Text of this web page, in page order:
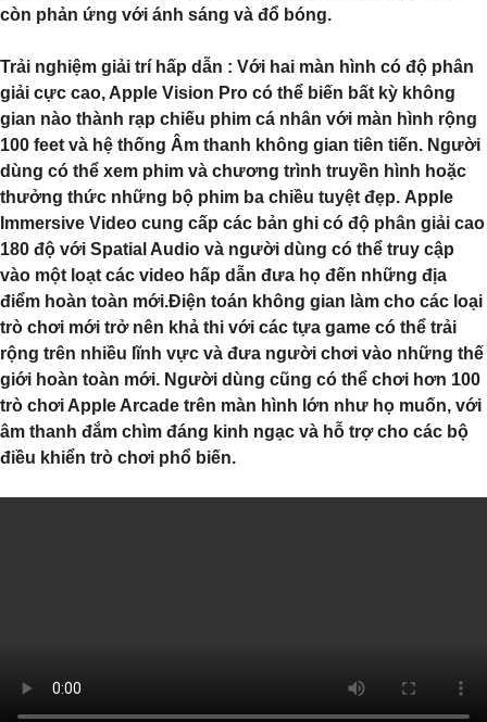
còn phản ứng với ánh sáng và đổ bóng.
Trải nghiệm giải trí hấp dẫn : Với hai màn hình có độ phân
giải cực cao, Apple Vision Pro có thể biến bất kỳ không
gian nào thành rạp chiếu phim cá nhân với màn hình rộng
100 feet và hệ thống Âm thanh không gian tiên tiến. Người
dùng có thể xem phim và chương trình truyền hình hoặc
thưởng thức những bộ phim ba chiều tuyệt đẹp. Apple
Immersive Video cung cấp các bản ghi có độ phân giải cao
180 độ với Spatial Audio và người dùng có thể truy cập
vào một loạt các video hấp dẫn đưa họ đến những địa
điểm hoàn toàn mới.Điện toán không gian làm cho các loại
trò chơi mới trở nên khả thi với các tựa game có thể trải
rộng trên nhiều lĩnh vực và đưa người chơi vào những thế
giới hoàn toàn mới. Người dùng cũng có thể chơi hơn 100
trò chơi Apple Arcade trên màn hình lớn như họ muốn, với
âm thanh đắm chìm đáng kinh ngạc và hỗ trợ cho các bộ
điều khiển trò chơi phổ biến.